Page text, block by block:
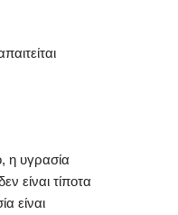
η υγρασία
είναι τίποτα
είναι